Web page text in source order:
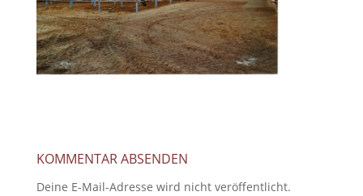
KOMMENTAR ABSENDEN
Deine E-Mail-Adresse wird nicht veröffentlicht.